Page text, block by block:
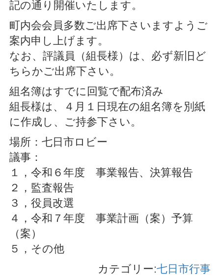
記の通り開催いたします。
町内会会員多数ご出席下さいますようご
案内申し上げます。
なお、評議員（組長様）は、必ず新旧ど
ちらかご出席下さい。
組名簿はすでに回覧で配布済み
組長様は、４月１日現在の組名簿を別紙
に作成し、ご持参下さい。
場所：七日市ロビー
議事：
１，令和６年度 事業報告、決算報告
２，監査報告
３，役員改選
４，令和７年度 事業計画（案）予算
（案）
５，その他
カテゴリー:七日市行事